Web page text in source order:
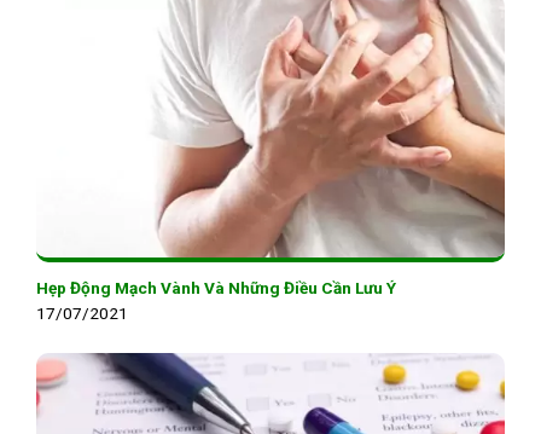
Hẹp Động Mạch Vành Và Những Điều Cần Lưu Ý
17/07/2021